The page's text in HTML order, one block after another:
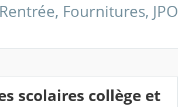
Fournitures, JPO
scolaires collège et